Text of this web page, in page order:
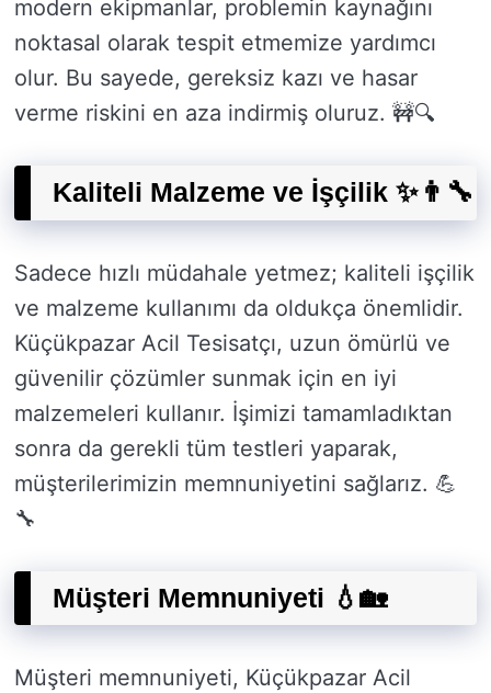
modern ekipmanlar, problemin kaynağını
noktasal olarak tespit etmemize yardımcı
olur. Bu sayede, gereksiz kazı ve hasar
verme riskini en aza indirmiş oluruz. 🚧🔍
Kaliteli Malzeme ve İşçilik ✨👨‍🔧
Sadece hızlı müdahale yetmez; kaliteli işçilik
ve malzeme kullanımı da oldukça önemlidir.
Küçükpazar Acil Tesisatçı, uzun ömürlü ve
güvenilir çözümler sunmak için en iyi
malzemeleri kullanır. İşimizi tamamladıktan
sonra da gerekli tüm testleri yaparak,
müşterilerimizin memnuniyetini sağlarız. 💪
🔧
Müşteri Memnuniyeti 💧🏡
Müşteri memnuniyeti, Küçükpazar Acil